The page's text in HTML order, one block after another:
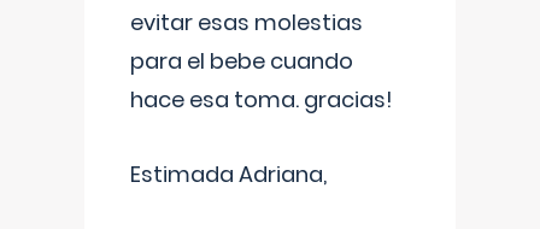
evitar esas molestias
para el bebe cuando
hace esa toma. gracias!
Estimada Adriana,